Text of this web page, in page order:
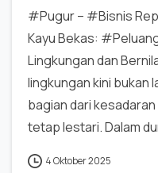
#Pugur – #Bisnis
Kayu Bekas:
Lingkungan dan
lingkungan kini bukan
bagian dari
tetap lestari. Dalam
4 Oktober 2025